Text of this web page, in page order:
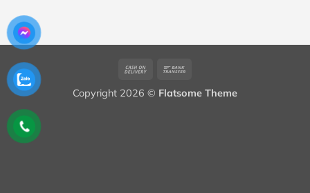
Cash
Delivery
Copyright 2026 © Flatsome Theme